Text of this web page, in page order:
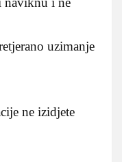
uzimanje
ne izidjete